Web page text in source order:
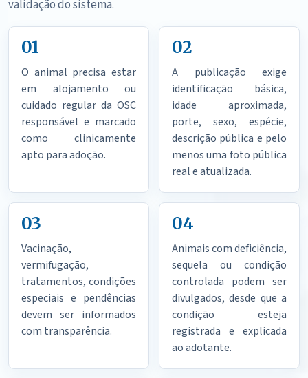
validação do sistema.
01
O animal precisa estar
em alojamento ou
cuidado regular da OSC
responsável e marcado
como clinicamente
apto para adoção.
02
A publicação exige
identificação básica,
idade aproximada,
porte, sexo, espécie,
descrição pública e pelo
menos uma foto pública
real e atualizada.
03
Vacinação,
vermifugação,
tratamentos, condições
especiais e pendências
devem ser informados
com transparência.
04
Animais com deficiência,
sequela ou condição
controlada podem ser
divulgados, desde que a
condição esteja
registrada e explicada
ao adotante.